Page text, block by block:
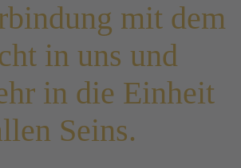
mit dem
in uns und
in die Einheit
Seins.